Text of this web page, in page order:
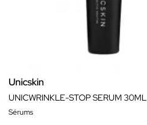
Unicskin
UNICWRINKLE-STOP SERUM 30ML
Sérums